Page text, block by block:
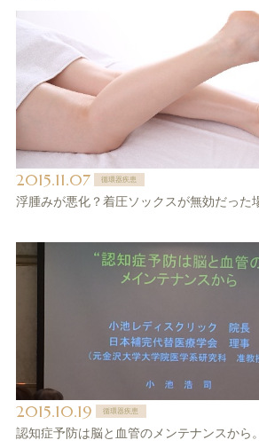
2015.11.07 循環器疾患
浮腫みが悪化？着圧ソックスが無効だった
2015.10.19 循環器疾患
認知症予防は脳と血管のメンテナンスから